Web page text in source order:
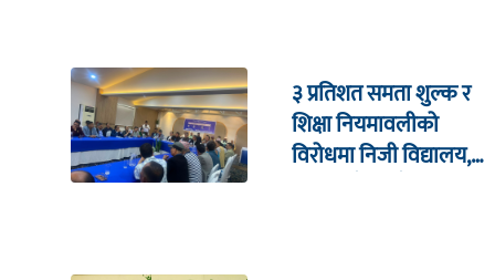
३ प्रतिशत समता शुल्क र
शिक्षा नियमावलीको
विरोधमा निजी विद्यालय,